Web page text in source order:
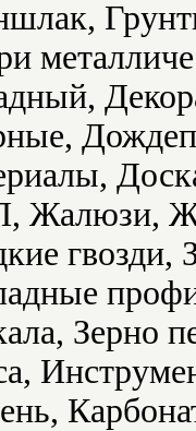
Жалюзи,
гвозди,
Зерно